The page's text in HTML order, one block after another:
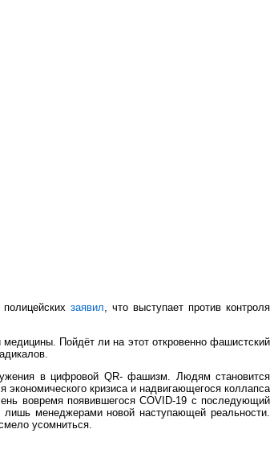
полицейскихзаявил, что выступает против контроля
медицины. Пойдёт ли на этот откровенно фашистский
в цифровой QR- фашизм. Людям становится
кризиса и надвигающегося коллапса
вовремя появившегося COVID-19 с последующий
менеджерами новой наступающей реальности.
усомниться.